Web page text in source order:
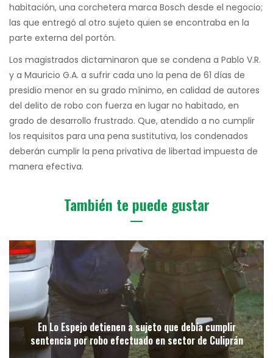
habitación, una corchetera marca Bosch desde el negocio;
las que entregó al otro sujeto quien se encontraba en la
parte externa del portón.
Los magistrados dictaminaron que se condena a Pablo V.R.
y a Mauricio G.A. a sufrir cada uno la pena de 61 días de
presidio menor en su grado mínimo, en calidad de autores
del delito de robo con fuerza en lugar no habitado, en
grado de desarrollo frustrado. Que, atendido a no cumplir
los requisitos para una pena sustitutiva, los condenados
deberán cumplir la pena privativa de libertad impuesta de
manera efectiva.
También te puede gustar
En Lo Espejo detienen a sujeto que debía cumplir
sentencia por robo efectuado en sector de Culiprán